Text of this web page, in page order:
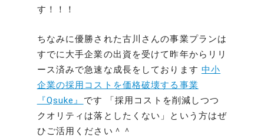
す！！！
ちなみに優勝された古川さんの事業プランは
すでに大手企業の出資を受けて昨年からリリ
ース済みで急速な成長をしております 中小
企業の採用コストを価格破壊する事業
『Qsuke』 です 「採用コストを削減しつつ
クオリティは落としたくない」という方はぜ
ひご活用ください＾＾